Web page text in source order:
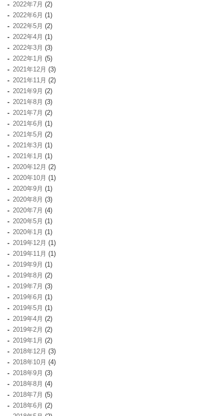
2022年7月 (2)
2022年6月 (1)
2022年5月 (2)
2022年4月 (1)
2022年3月 (3)
2022年1月 (5)
2021年12月 (3)
2021年11月 (2)
2021年9月 (2)
2021年8月 (3)
2021年7月 (2)
2021年6月 (1)
2021年5月 (2)
2021年3月 (1)
2021年1月 (1)
2020年12月 (2)
2020年10月 (1)
2020年9月 (1)
2020年8月 (3)
2020年7月 (4)
2020年5月 (1)
2020年1月 (1)
2019年12月 (1)
2019年11月 (1)
2019年9月 (1)
2019年8月 (2)
2019年7月 (3)
2019年6月 (1)
2019年5月 (1)
2019年4月 (2)
2019年2月 (2)
2019年1月 (2)
2018年12月 (3)
2018年10月 (4)
2018年9月 (3)
2018年8月 (4)
2018年7月 (5)
2018年6月 (2)